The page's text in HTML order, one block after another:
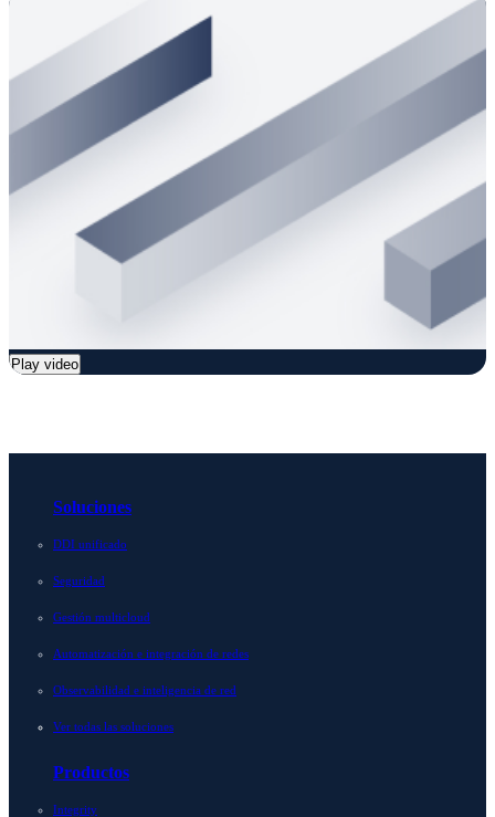
Play video
Soluciones
DDI unificado
Seguridad
Gestión multicloud
Automatización e integración de redes
Observabilidad e inteligencia de red
Ver todas las soluciones
Productos
Integrity